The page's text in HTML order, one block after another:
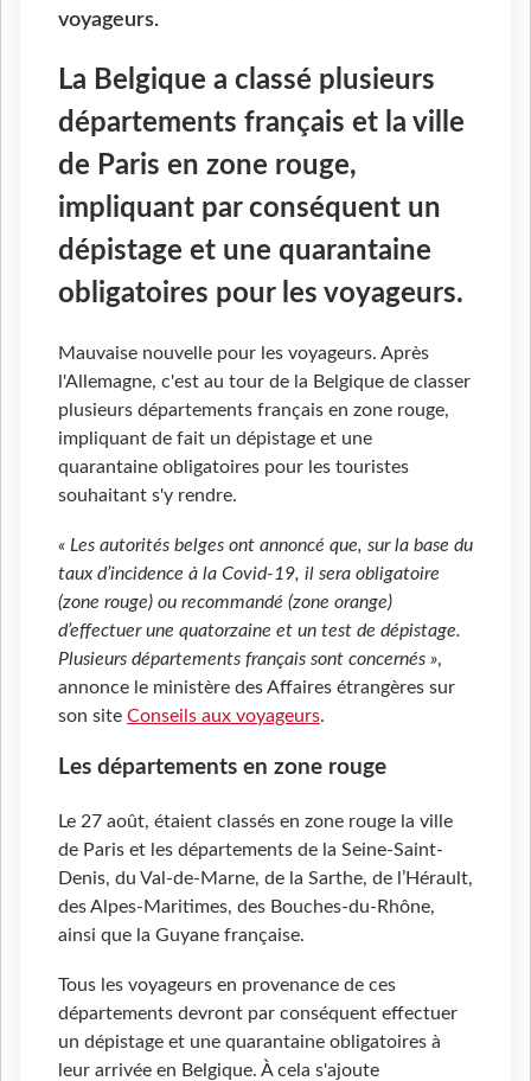
voyageurs.
La Belgique a classé plusieurs
départements français et la ville
de Paris en zone rouge,
impliquant par conséquent un
dépistage et une quarantaine
obligatoires pour les voyageurs.
Mauvaise nouvelle pour les voyageurs. Après
l'Allemagne, c'est au tour de la Belgique de classer
plusieurs départements français en zone rouge,
impliquant de fait un dépistage et une
quarantaine obligatoires pour les touristes
souhaitant s'y rendre.
« Les autorités belges ont annoncé que, sur la base du
taux d’incidence à la Covid-19, il sera obligatoire
(zone rouge) ou recommandé (zone orange)
d’effectuer une quatorzaine et un test de dépistage.
Plusieurs départements français sont concernés »,
annonce le ministère des Affaires étrangères sur
son site Conseils aux voyageurs.
Les départements en zone rouge
Le 27 août, étaient classés en zone rouge la ville
de Paris et les départements de la Seine-Saint-
Denis, du Val-de-Marne, de la Sarthe, de l’Hérault,
des Alpes-Maritimes, des Bouches-du-Rhône,
ainsi que la Guyane française.
Tous les voyageurs en provenance de ces
départements devront par conséquent effectuer
un dépistage et une quarantaine obligatoires à
leur arrivée en Belgique. À cela s'ajoute